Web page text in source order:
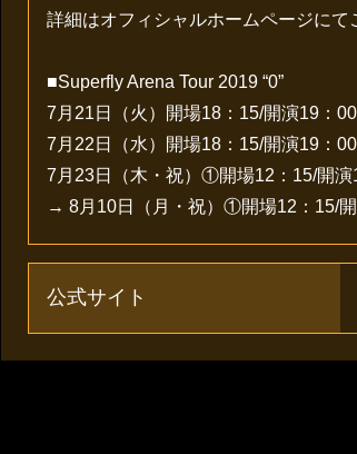
詳細はオフィシャルホームページに
■Superfly Arena Tour 2019 “0”
7月21日（火）開場18：15/開演19：
7月22日（水）開場18：15/開演19：
7月23日（木・祝）①開場12：15/開
→ 8月10日（月・祝）①開場12：15/
公式サイト